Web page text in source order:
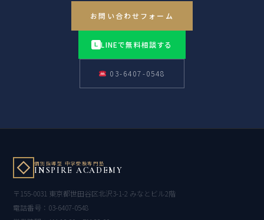
お問い合わせフォーム
L LINEで無料相談する
03-6407-0548
個別指導型 中学受験専門塾
INSPIRE ACADEMY
〒155-0031 東京都世田谷区北沢3-1-2 みなとビル2階
電話番号：03-6407-0548